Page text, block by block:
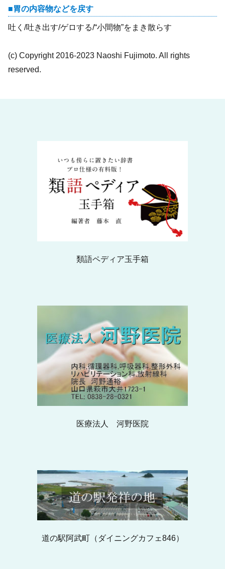
胃の内容物などを戻す
吐く/吐き出す/ゲロする/“小間物”をまき散らす
(c) Copyright 2016-2023 Naoshi Fujimoto. All rights
reserved.
類語ペディア玉手箱
医療法人 河野医院
道の駅阿武町（ダイニングカフェ846）